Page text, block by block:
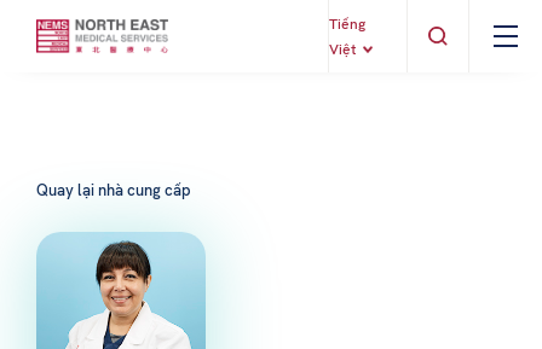
Tiếng
Việt
Quay lại nhà cung cấp